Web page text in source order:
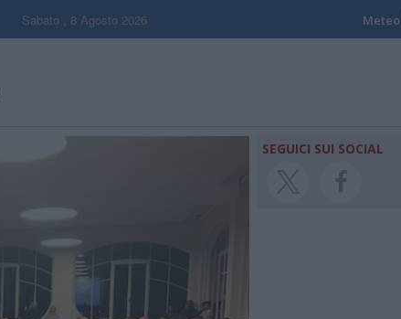
Sabato , 8 Agosto 2026 Meteo
SEGUICI SUI SOCIAL